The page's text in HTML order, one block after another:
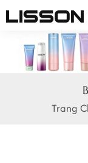
Trang